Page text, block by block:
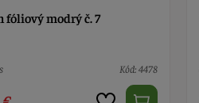
fóliový modrý č. 7
Kód: 4478